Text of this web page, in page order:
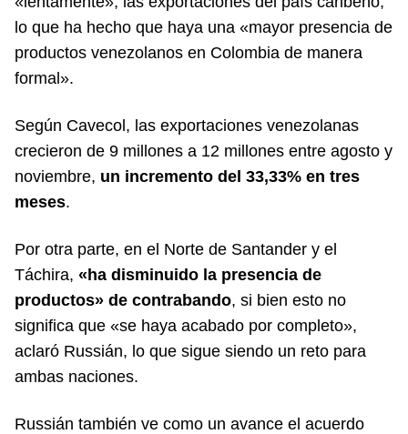
lo que ha hecho que haya una «mayor presencia de
productos venezolanos en Colombia de manera
formal».
Según Cavecol, las exportaciones venezolanas
crecieron de 9 millones a 12 millones entre agosto y
noviembre, un incremento del 33,33% en tres
meses.
Por otra parte, en el Norte de Santander y el
Táchira, «ha disminuido la presencia de
productos» de contrabando, si bien esto no
significa que «se haya acabado por completo»,
aclaró Russián, lo que sigue siendo un reto para
ambas naciones.
Russián también ve como un avance el acuerdo